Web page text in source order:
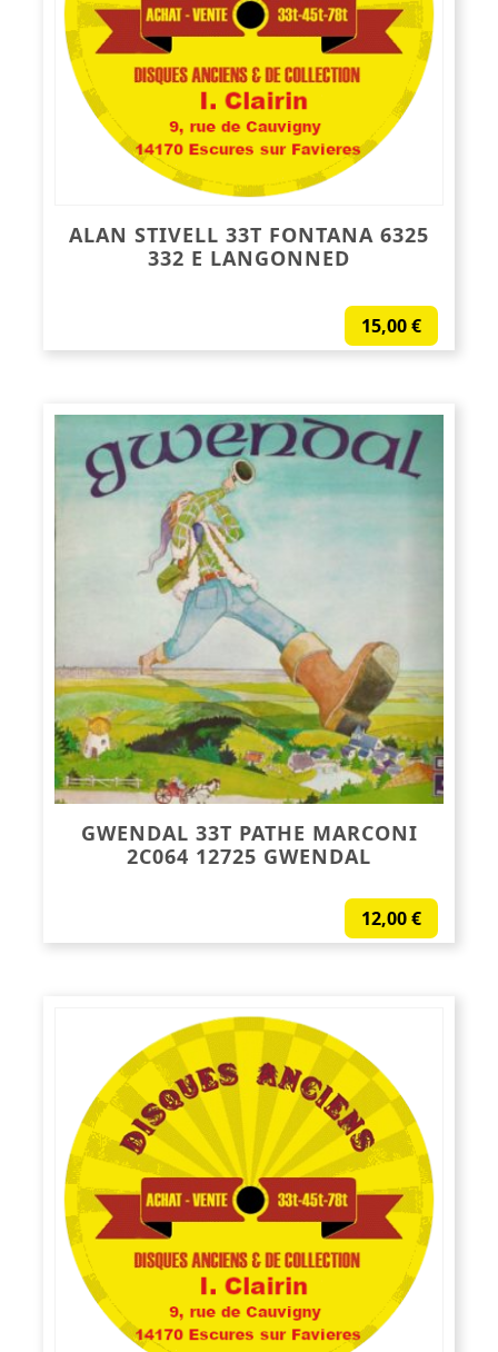
ALAN STIVELL 33T FONTANA 6325
332 E LANGONNED
15,00€
GWENDAL 33T PATHE MARCONI
2C064 12725 GWENDAL
12,00€